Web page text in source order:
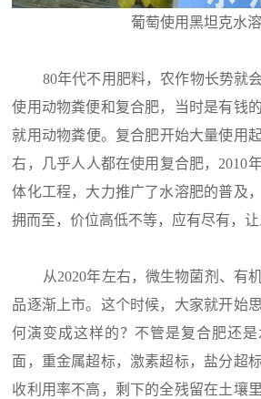
葡萄使用黑坦克水
80年代不用肥料，农作物长势就
使用动物粪便和复合肥，当时是有钱
就用动物粪便。复合肥开始大量使用
右，几乎人人都在使用复合肥，2010
体化工程，大力推广了水溶肥的普及
拥而至，价位高低不等，应有尽有，让
从2020年左右，微生物菌剂、有
品逐渐上市。这个时候，大家就开始
何演变成这样的？不管是复合肥还
面，重金属超标，激素超标，盐分超
收利用率不高，剩下的全残留在土壤